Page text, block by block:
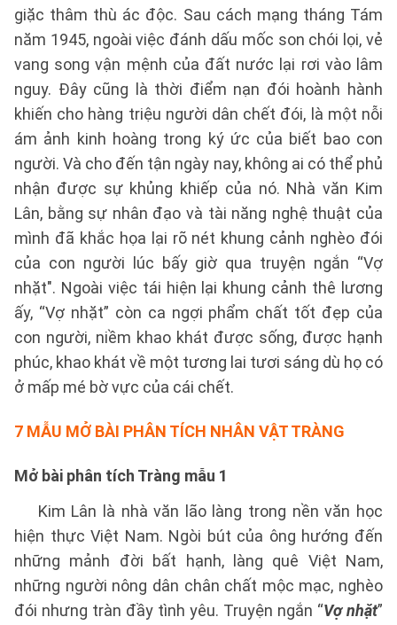
giặc thâm thù ác độc. Sau cách mạng tháng Tám
năm 1945, ngoài việc đánh dấu mốc son chói lọi, vẻ
vang song vận mệnh của đất nước lại rơi vào lâm
nguy. Đây cũng là thời điểm nạn đói hoành hành
khiến cho hàng triệu người dân chết đói, là một nỗi
ám ảnh kinh hoàng trong ký ức của biết bao con
người. Và cho đến tận ngày nay, không ai có thể phủ
nhận được sự khủng khiếp của nó. Nhà văn Kim
Lân, bằng sự nhân đạo và tài năng nghệ thuật của
mình đã khắc họa lại rõ nét khung cảnh nghèo đói
của con người lúc bấy giờ qua truyện ngắn “Vợ
nhặt". Ngoài việc tái hiện lại khung cảnh thê lương
ấy, “Vợ nhặt” còn ca ngợi phẩm chất tốt đẹp của
con người, niềm khao khát được sống, được hạnh
phúc, khao khát về một tương lai tươi sáng dù họ có
ở mấp mé bờ vực của cái chết.
7 MẪU MỞ BÀI PHÂN TÍCH NHÂN VẬT TRÀNG
Mở bài phân tích Tràng mẫu 1
Kim Lân là nhà văn lão làng trong nền văn học
hiện thực Việt Nam. Ngòi bút của ông hướng đến
những mảnh đời bất hạnh, làng quê Việt Nam,
những người nông dân chân chất mộc mạc, nghèo
đói nhưng tràn đầy tình yêu. Truyện ngắn “Vợ nhặt”